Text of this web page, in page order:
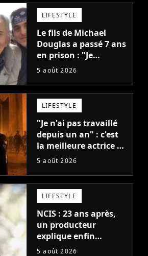
LIFESTYLE
Le fils de Michael
Douglas a passé 7 ans
en prison : "Je
distribuais des joints
5 août 2026
LIFESTYLE
"Je n'ai pas travaillé
depuis un an" : c'est
la meilleure actrice de
L'Odyssée, mais
donner de rôle au
cinéma
5 août 2026
LIFESTYLE
NCIS : 23 ans après,
un producteur
explique enfin
l'origine de l'idée la
5 août 2026